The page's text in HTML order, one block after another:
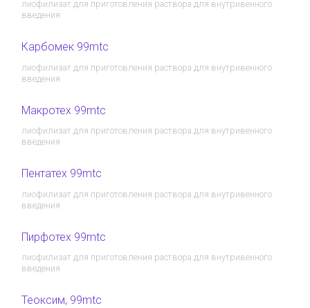
лиофилизат для приготовления раствора для внутривенного
введения
Карбомек 99mtc
лиофилизат для приготовления раствора для внутривенного
введения
Макротех 99mtc
лиофилизат для приготовления раствора для внутривенного
введения
Пентатех 99mtc
лиофилизат для приготовления раствора для внутривенного
введения
Пирфотех 99mtc
лиофилизат для приготовления раствора для внутривенного
введения
Теоксим, 99mtc